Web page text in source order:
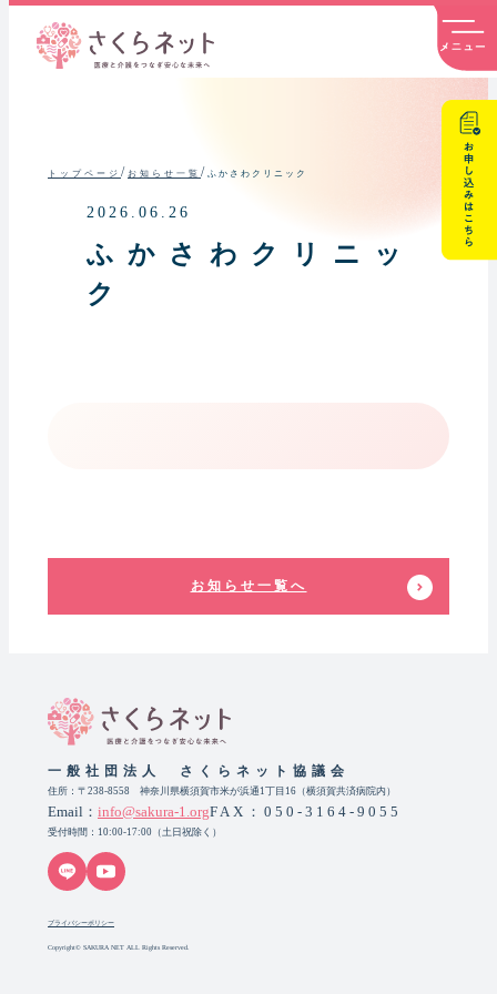
トップページ / お知らせ一覧 / ふかさわクリニック
2026.06.26
ふかさわクリニッ
ク
お知らせ一覧へ
一般社団法人 さくらネット協議会
住所：〒238-8558 神奈川県横須賀市米が浜通1丁目16（横須賀共済病院内）
Email： info@sakura-1.orgFAX：050-3164-9055
受付時間：10:00-17:00（土日祝除く）
プライバシーポリシー
Copyright© SAKURA NET ALL Rights Reserved.